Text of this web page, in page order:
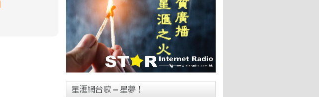
星滙網台歌 – 星夢！